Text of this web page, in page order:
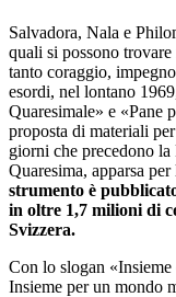
Salvadora, Nala e
quali si possono
tanto coraggio,
esordi, nel lontano
Quaresimale» e «Pane
proposta di materiali
giorni che precedono
Quaresima, apparsa
strumento è
in oltre 1,7 milioni di
Svizzera.
Con lo slogan
Insieme per un mondo